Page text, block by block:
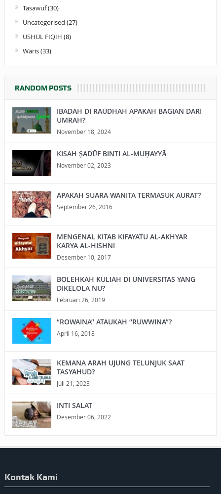
Tasawuf(30)
Uncategorised (27)
USHUL FIQIH (8)
Waris(33)
RANDOM POSTS
IBADAH DI RAUDHAH APAKAH BAGIAN DARI
UMRAH?
November 18, 2024
KISAH ṢADŪF BINTI AL-MUḤAYYĀ
November 02, 2023
APAKAH SUARA WANITA TERMASUK AURAT?
September 26, 2016
MENGENAL KITAB KIFAYATU AL-AKHYAR
KARYA AL-HISHNI
Desember 10, 2017
BOLEHKAH KULIAH DI UNIVERSITAS YANG
DIKELOLA NU?
Februari 26, 2019
“ROWAINA” ATAUKAH “RUWWINA”?
April 16, 2018
KEMANA ARAH UJUNG TELUNJUK SAAT
TASYAHUD?
Juli 21, 2023
INTI SALAT
Desember 06, 2022
Kontak Kami